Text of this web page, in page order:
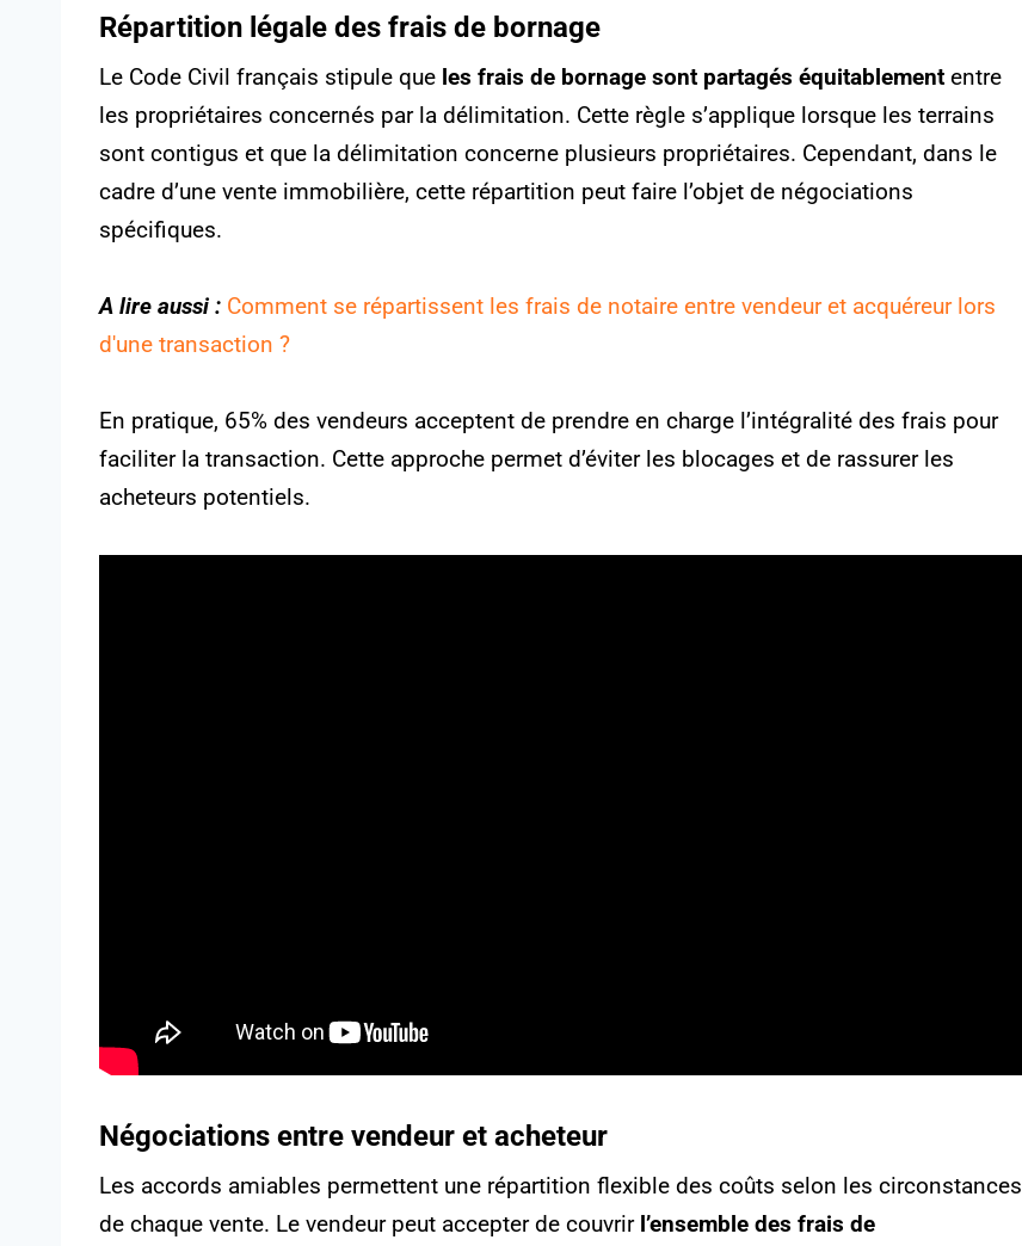
Répartition légale des frais de bornage
Le Code Civil français stipule que les frais de bornage sont partagés équitablement entre
les propriétaires concernés par la délimitation. Cette règle s’applique lorsque les terrains
sont contigus et que la délimitation concerne plusieurs propriétaires. Cependant, dans le
cadre d’une vente immobilière, cette répartition peut faire l’objet de négociations
spécifiques.
A lire aussi : Comment se répartissent les frais de notaire entre vendeur et acquéreur lors
d'une transaction ?
En pratique, 65% des vendeurs acceptent de prendre en charge l’intégralité des frais pour
faciliter la transaction. Cette approche permet d’éviter les blocages et de rassurer les
acheteurs potentiels.
Négociations entre vendeur et acheteur
Les accords amiables permettent une répartition flexible des coûts selon les circonstances
de chaque vente. Le vendeur peut accepter de couvrir l’ensemble des frais de